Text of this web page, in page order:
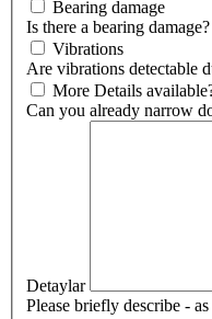
Bearing damage
Is there a bearing damage?
Vibrations
Are vibrations detectable
More Details
Can you already narrow
Detaylar
Please briefly describe -